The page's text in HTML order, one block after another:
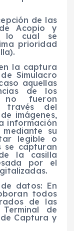
de las
Acopio y
lo cual se
prioridad
la captura
Simulacro
aquellas
de los
no fueron
través del
imágenes,
información
su
legible o
se capturan
la casilla
por el
datos: En
todos
de las
de
Captura y